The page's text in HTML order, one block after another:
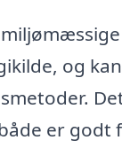
og kan
er godt